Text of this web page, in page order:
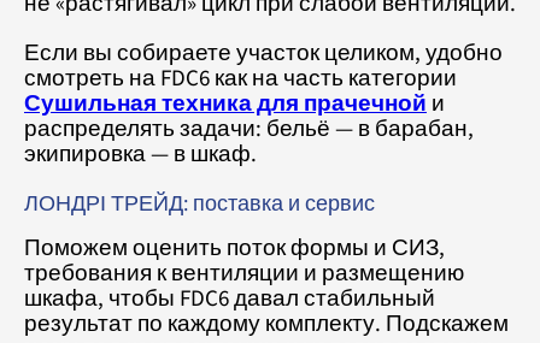
Если вы собираете участок целиком, удобно
смотреть на FDC6 как на часть категории
Сушильная техника для прачечнойи
распределять задачи: бельё — в барабан,
экипировка — в шкаф.
ЛОНДРІ ТРЕЙД: поставка и сервис
Поможем оценить поток формы и СИЗ,
требования к вентиляции и размещению
шкафа, чтобы FDC6 давал стабильный
результат по каждому комплекту. Подскажем